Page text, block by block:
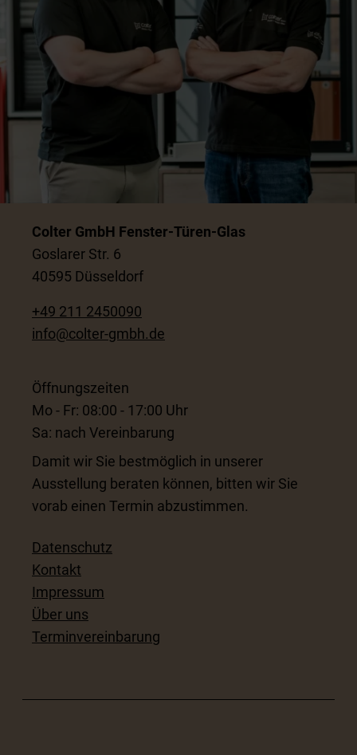
Colter GmbH Fenster-Türen-Glas
Goslarer Str. 6
40595 Düsseldorf
+49 211 2450090
info@colter-gmbh.de
Öffnungszeiten
Mo - Fr: 08:00 - 17:00 Uhr
Sa: nach Vereinbarung
Damit wir Sie bestmöglich in unserer
Ausstellung beraten können, bitten wir Sie
vorab einen Termin abzustimmen.
Datenschutz
Kontakt
Impressum
Über uns
Terminvereinbarung